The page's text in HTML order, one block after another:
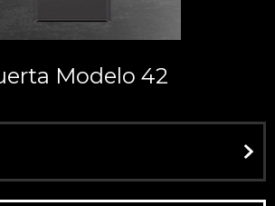
Modelo 42